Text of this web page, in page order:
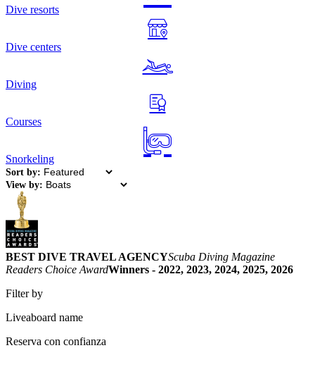
Dive resorts
Dive centers
Diving
Courses
Snorkeling
Sort by:
View by:
BEST DIVE TRAVEL AGENCYScuba Diving Magazine
Readers Choice AwardWinners - 2022, 2023, 2024, 2025, 2026
Filter by
Liveaboard name
Reserva con confianza